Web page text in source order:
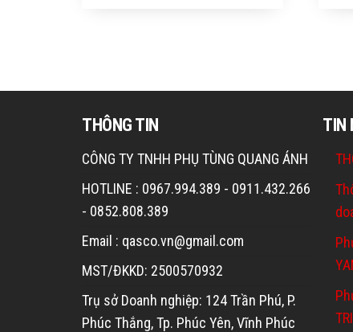
THÔNG TIN
CÔNG TY TNHH PHỤ TÙNG QUANG ÁNH
HOTLINE : 0967.994.389 - 0911.432.266
- 0852.808.389
Email : qasco.vn@gmail.com
MST/ĐKKD: 2500570932
Trụ sở Doanh nghiệp: 124 Trần Phú, P.
Phúc Thắng, Tp. Phúc Yên, Vĩnh Phúc
TIN